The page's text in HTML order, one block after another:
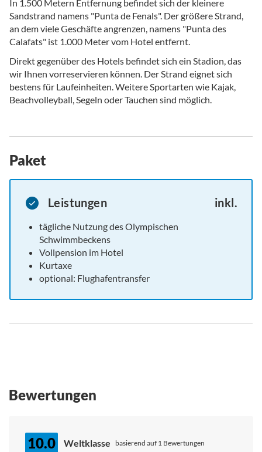
In 1.500 Metern Entfernung befindet sich der kleinere
Sandstrand namens "Punta de Fenals". Der größere Strand,
an dem viele Geschäfte angrenzen, namens "Punta des
Calafats" ist 1.000 Meter vom Hotel entfernt.
Direkt gegenüber des Hotels befindet sich ein Stadion, das
wir Ihnen vorreservieren können. Der Strand eignet sich
bestens für Laufeinheiten. Weitere Sportarten wie Kajak,
Beachvolleyball, Segeln oder Tauchen sind möglich.
Paket
Leistungen inkl.
tägliche Nutzung des Olympischen
Schwimmbeckens
Vollpension im Hotel
Kurtaxe
optional: Flughafentransfer
Bewertungen
10.0 Weltklasse basierend auf 1 Bewertungen